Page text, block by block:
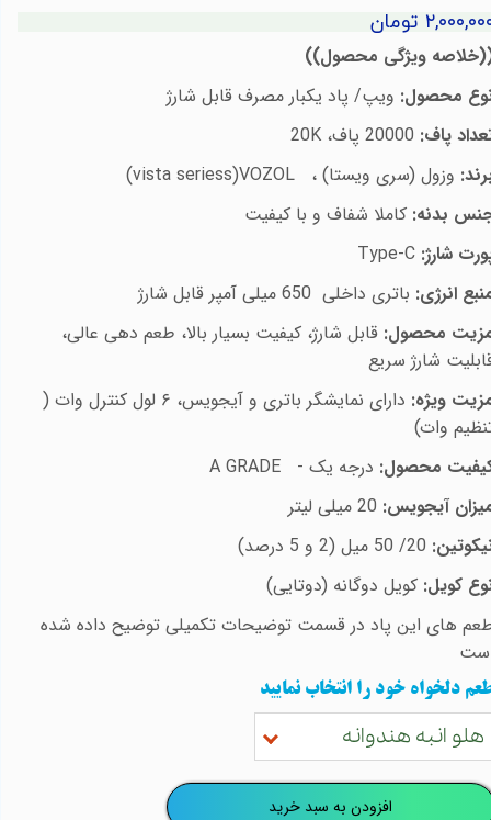
تومان
خلاصه ویژگی محصول((
محصول: ویپ/ پاد یکبار مصرف قابل شارژ
پاف:
20K
وزول (سری ویستا) ، VOZOL
(vista seriess)
بدنه: کاملا شفاف و با کیفیت
شارژ: Type-C
انرژی: باتری داخلی 650 میلی آمپر قابل شارژ
محصول: قابل شارژ، کیفیت بسیار بالا، طعم دهی عالی،
شارژ سریع
ویژه:
دارای نمایشگر باتری و آیجویس، ۶ لول کنترل وات (
وات)
محصول: درجه یک -
A GRADE
آیجویس:
/20 50 میل (2 و 5 درصد)
کویل: کویل دوگانه (دوتایی)
های این پاد در قسمت توضیحات تکمیلی توضیح داده شده
دلخواه خود را انتخاب نمایید
هلو انبه هندوانه
افزودن به سبد خرید